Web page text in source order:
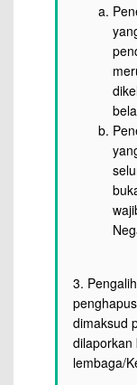
3.
dimaksud
dilaporkan
lembaga/